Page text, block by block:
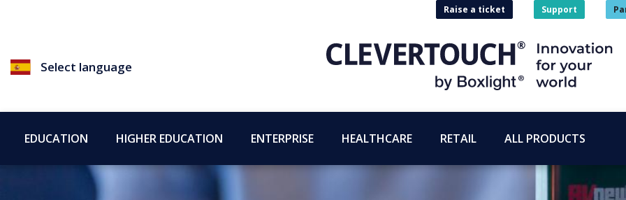
Select language
Raise a ticket Support
EDUCATION HIGHER EDUCATION ENTERPRISE HEALTHCARE RETAIL ALL PRODUCTS